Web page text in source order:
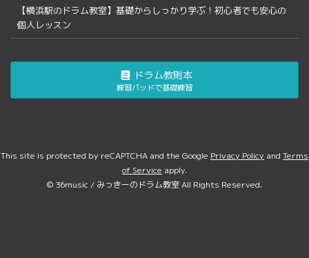
【横浜駅のドラム教室】基礎からしっかり学ぶ！初心者でも安心の
個人レッスン
ドラム教則本
練習パッドで基礎練習
This site is protected by reCAPTCHA and the Google Privacy Policy and Terms
of Service apply.
© 36music / みっきーのドラム教室 All Rights Reserved.